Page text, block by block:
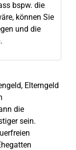
bspw. die
können Sie
und die
Elterngeld
die
sein.